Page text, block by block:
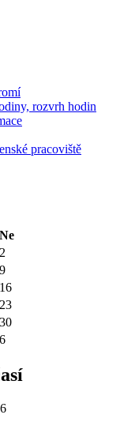
rozvrh hodin
pracoviště
Ne
2
9
16
23
30
6